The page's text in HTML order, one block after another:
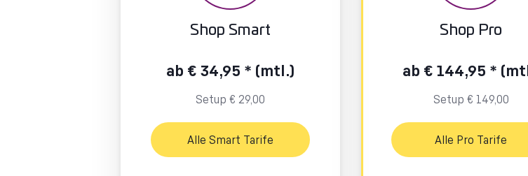
Shop Smart
ab € 34,95 * (mtl.)
Setup € 29,00
Alle Smart Tarife
Shop Pro
ab € 144,95 *
Setup € 149,00
Alle Pro Tarife